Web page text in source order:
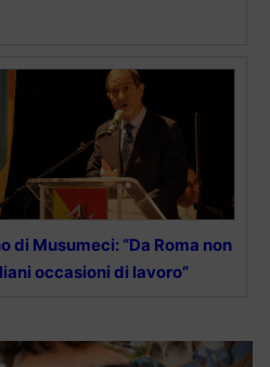
di Musumeci: “Da Roma non
occasioni di lavoro”